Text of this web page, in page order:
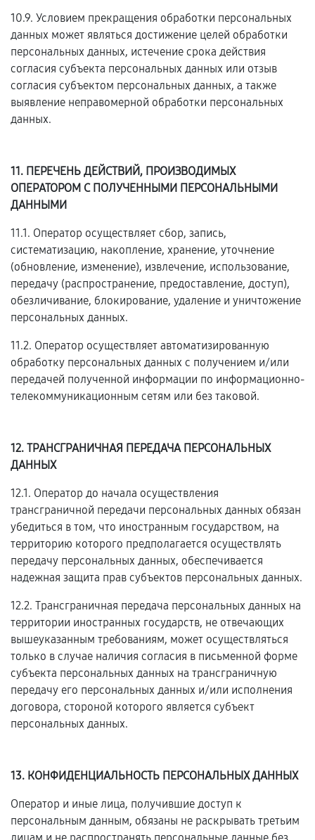
10.9. Условием прекращения обработки персональных
данных может являться достижение целей обработки
персональных данных, истечение срока действия
согласия субъекта персональных данных или отзыв
согласия субъектом персональных данных, а также
выявление неправомерной обработки персональных
данных.
11. ПЕРЕЧЕНЬ ДЕЙСТВИЙ, ПРОИЗВОДИМЫХ
ОПЕРАТОРОМ С ПОЛУЧЕННЫМИ ПЕРСОНАЛЬНЫМИ
ДАННЫМИ
11.1. Оператор осуществляет сбор, запись,
систематизацию, накопление, хранение, уточнение
(обновление, изменение), извлечение, использование,
передачу (распространение, предоставление, доступ),
обезличивание, блокирование, удаление и уничтожение
персональных данных.
11.2. Оператор осуществляет автоматизированную
обработку персональных данных с получением и/или
передачей полученной информации по информационно-
телекоммуникационным сетям или без таковой.
12. ТРАНСГРАНИЧНАЯ ПЕРЕДАЧА ПЕРСОНАЛЬНЫХ
ДАННЫХ
12.1. Оператор до начала осуществления
трансграничной передачи персональных данных обязан
убедиться в том, что иностранным государством, на
территорию которого предполагается осуществлять
передачу персональных данных, обеспечивается
надежная защита прав субъектов персональных данных.
12.2. Трансграничная передача персональных данных на
территории иностранных государств, не отвечающих
вышеуказанным требованиям, может осуществляться
только в случае наличия согласия в письменной форме
субъекта персональных данных на трансграничную
передачу его персональных данных и/или исполнения
договора, стороной которого является субъект
персональных данных.
13. КОНФИДЕНЦИАЛЬНОСТЬ ПЕРСОНАЛЬНЫХ ДАННЫХ
Оператор и иные лица, получившие доступ к
персональным данным, обязаны не раскрывать третьим